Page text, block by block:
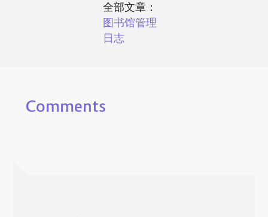
全部文章：
图书馆管理
日志
Comments